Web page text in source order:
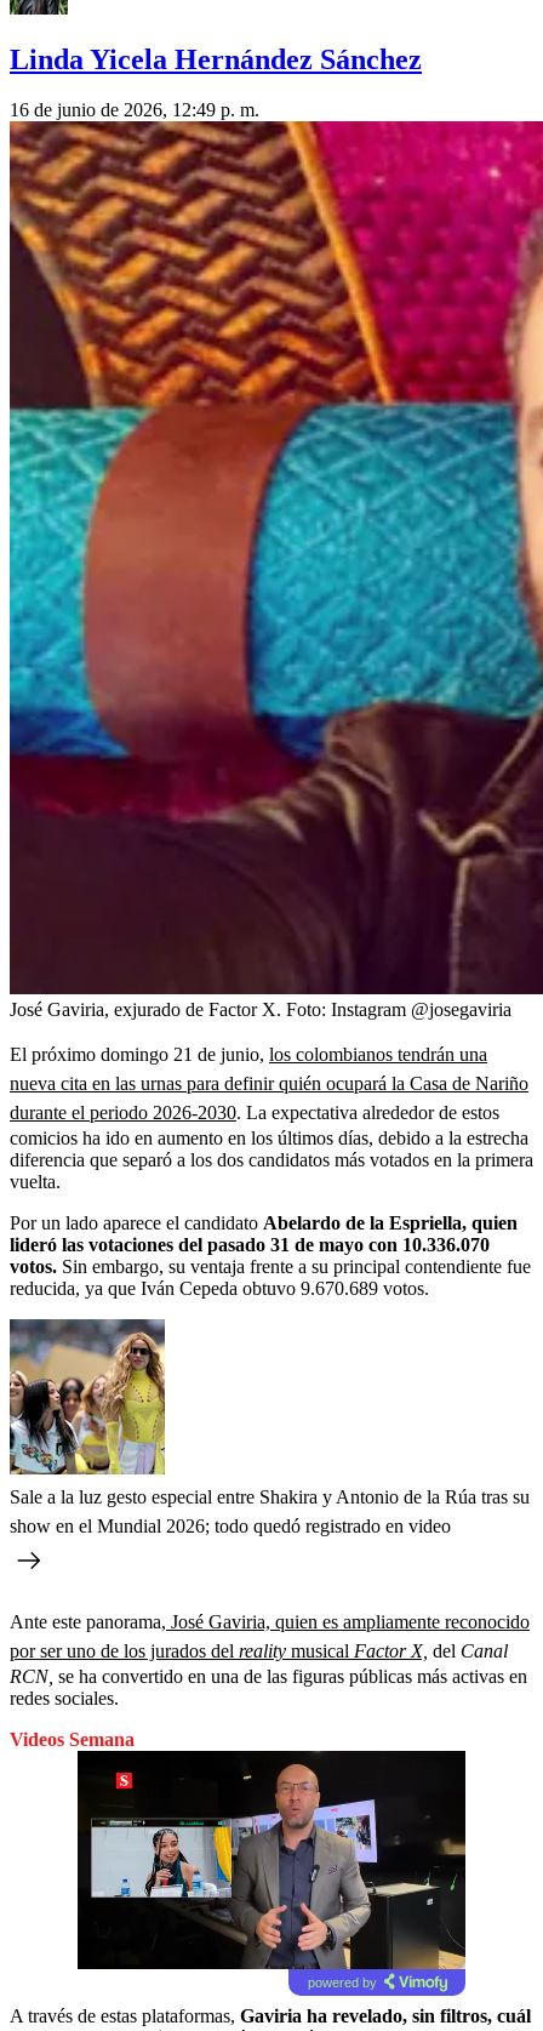
Linda Yicela Hernández Sánchez
16 de junio de 2026, 12:49 p. m.
José Gaviria, exjurado de Factor X. Foto: Instagram @josegaviria
El próximo domingo 21 de junio, los colombianos tendrán una
nueva cita en las urnas para definir quién ocupará la Casa de Nariño
durante el periodo 2026-2030. La expectativa alrededor de estos
comicios ha ido en aumento en los últimos días, debido a la estrecha
diferencia que separó a los dos candidatos más votados en la primera
vuelta.
Por un lado aparece el candidato Abelardo de la Espriella, quien
lideró las votaciones del pasado 31 de mayo con 10.336.070
votos. Sin embargo, su ventaja frente a su principal contendiente fue
reducida, ya que Iván Cepeda obtuvo 9.670.689 votos.
Sale a la luz gesto especial entre Shakira y Antonio de la Rúa tras su
show en el Mundial 2026; todo quedó registrado en video
Ante este panorama, José Gaviria, quien es ampliamente reconocido
por ser uno de los jurados del reality musical Factor X, del Canal
RCN, se ha convertido en una de las figuras públicas más activas en
redes sociales.
Videos Semana
powered by
A través de estas plataformas, Gaviria ha revelado, sin filtros, cuál